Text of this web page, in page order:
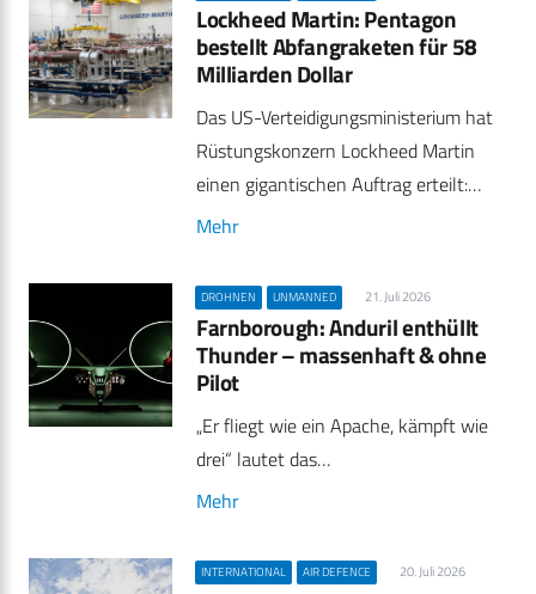
Lockheed Martin: Pentagon
bestellt Abfangraketen für 58
Milliarden Dollar
Das US-Verteidigungsministerium hat
Rüstungskonzern Lockheed Martin
einen gigantischen Auftrag erteilt:…
Mehr
DROHNEN UNMANNED 21. Juli 2026
Farnborough: Anduril enthüllt
Thunder – massenhaft & ohne
Pilot
„Er fliegt wie ein Apache, kämpft wie
drei“ lautet das…
Mehr
INTERNATIONAL AIR DEFENCE 20. Juli 2026